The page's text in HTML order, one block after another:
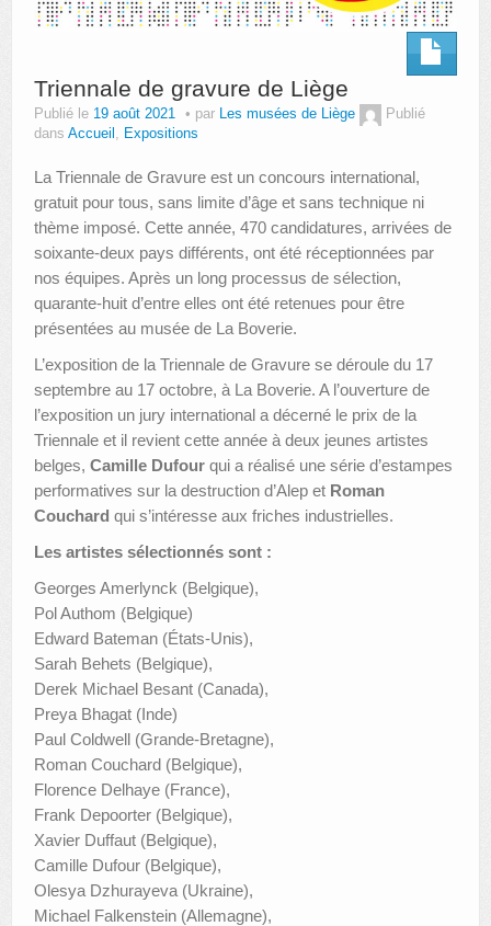
Triennale de gravure de Liège
Publié le 19 août 2021 par Les musées de Liège
Publié
dans Accueil , Expositions
La Triennale de Gravure est un concours international,
gratuit pour tous, sans limite d’âge et sans technique ni
thème imposé. Cette année, 470 candidatures, arrivées de
soixante-deux pays différents, ont été réceptionnées par
nos équipes. Après un long processus de sélection,
quarante-huit d’entre elles ont été retenues pour être
présentées au musée de La Boverie.
L’exposition de la Triennale de Gravure se déroule du 17
septembre au 17 octobre, à La Boverie. A l’ouverture de
l’exposition un jury international a décerné le prix de la
Triennale et il revient cette année à deux jeunes artistes
belges, Camille Dufour qui a réalisé une série d’estampes
performatives sur la destruction d’Alep et Roman
Couchard qui s’intéresse aux friches industrielles.
Les artistes sélectionnés sont :
Georges Amerlynck (Belgique),
Pol Authom (Belgique)
Edward Bateman (États-Unis),
Sarah Behets (Belgique),
Derek Michael Besant (Canada),
Preya Bhagat (Inde)
Paul Coldwell (Grande-Bretagne),
Roman Couchard (Belgique),
Florence Delhaye (France),
Frank Depoorter (Belgique),
Xavier Duffaut (Belgique),
Camille Dufour (Belgique),
Olesya Dzhurayeva (Ukraine),
Michael Falkenstein (Allemagne),